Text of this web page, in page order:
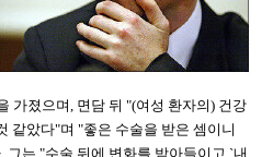
가졌으며, 면담 뒤 "(여성 환자의) 건강
같았다"며 "좋은 수술을 받은 셈이니
는 "수술 뒤에 변화를 받아들이고 `내